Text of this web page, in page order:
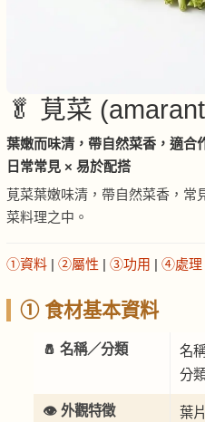
🥬 莧菜
葉嫩而味清，帶自然菜香，適合
日常常見 × 易於配搭
莧菜葉嫩味清，帶自然菜香，常
菜料理之中。
①資料 | ②屬性 | ③功用 | ④處理
① 食材基本資料
🧂 名稱／分類
名
分
👁️ 外觀特徵
葉